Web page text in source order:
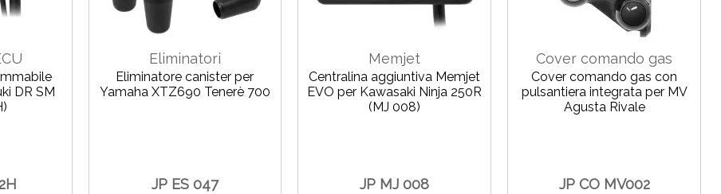
DR SM
Eliminatori
Eliminatore canister per
Yamaha XTZ690 Tenerè 700
JP ES 047
Memjet
Centralina aggiuntiva Memjet
EVO per Kawasaki Ninja 250R
(MJ 008)
JP MJ 008
Cover comando gas
Cover comando gas con
pulsantiera integrata per MV
Agusta Rivale
JP CO MV002